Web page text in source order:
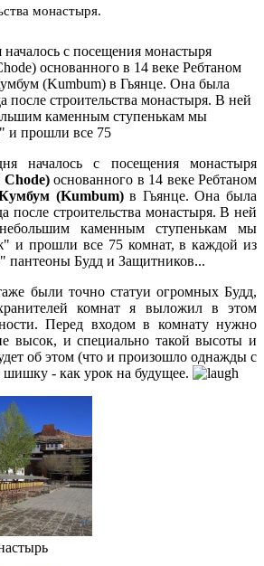
монастыря.
с посещения монастыря
основанного в 14 веке Ребтаном
(Kumbum) в Гьянце. Она была
после строительства монастыря. В ней
каменным ступенькам мы
и прошли все 75
началось с посещения монастыря
основанного в 14 веке Ребтаном
(Kumbum)в Гьянце. Она была
после строительства монастыря. В ней
каменным ступенькам мы
и прошли все 75 комнат, в каждой из
пантеоны Будд и Защитников...
были точно статуи огромных Будд,
комнат я выложил в этом
Перед входом в комнату нужно
высок, и специально такой высоты и
об этом (что и произошло однажды с
шишку - как урок на будущее.